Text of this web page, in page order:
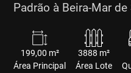
Padrão à Beira-Mar
199,00 m²
Área Principal
3888 m²
Área Lote